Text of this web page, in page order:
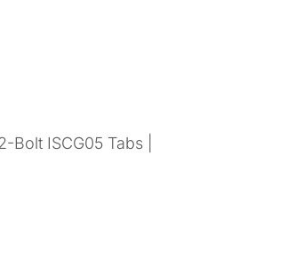
ISCG05 Tabs |